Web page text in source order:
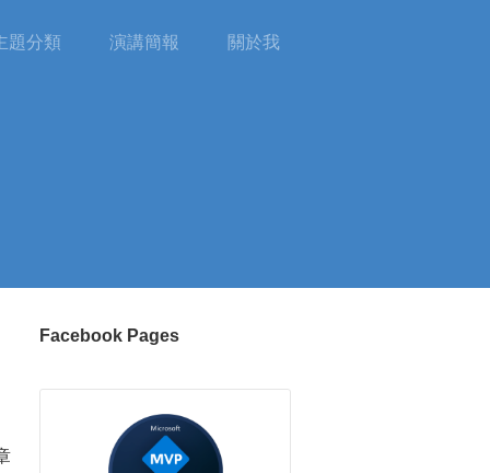
題分類 演講簡報 關於我
Facebook Pages